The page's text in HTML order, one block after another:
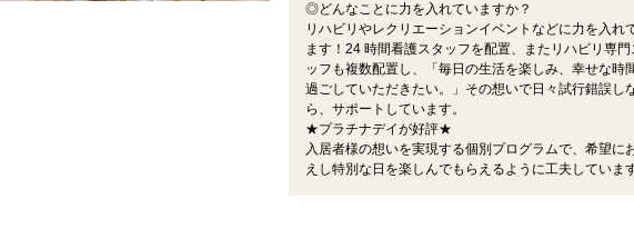
◎どんなことに力を入れていますか？
リハビリやレクリエーションイベントなどに力を入れ
ます！24 時間看護スタッフを配置、またリハビリ専門
ッフも複数配置し、「毎日の生活を楽しみ、幸せな時
過ごしていただきたい。」その想いで日々試行錯誤し
ら、サポートしています。
★プラチナデイが好評★
入居者様の想いを実現する個別プログラムで、希望に
えし特別な日を楽しんでもらえるように工夫していま